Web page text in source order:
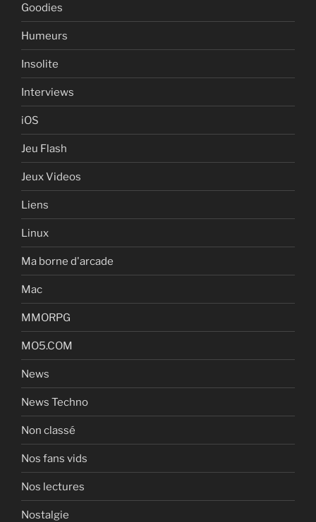
Goodies
Humeurs
Insolite
Interviews
iOS
Jeu Flash
Jeux Videos
Liens
Linux
Ma borne d'arcade
Mac
MMORPG
MO5.COM
News
News Techno
Non classé
Nos fans vids
Nos lectures
Nostalgie